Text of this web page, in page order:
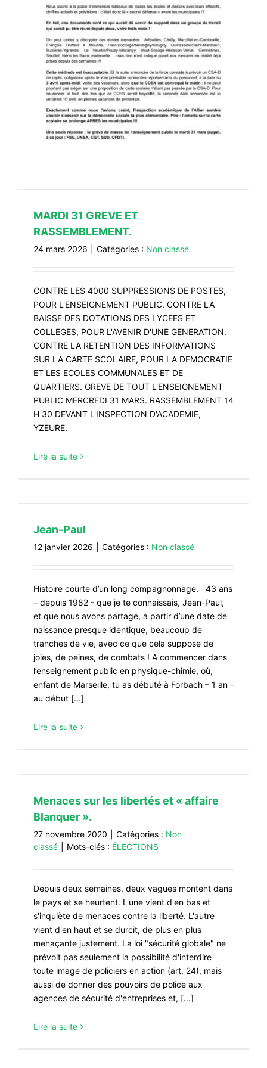
#VOS ÉLUES
#FORMATION
#COMMUNIQUÉS
#ÉLECTIONS
MARDI 31 GREVE ET
RASSEMBLEMENT.
24 mars 2026 Catégories : Non classé
CONTRE LES 4000 SUPPRESSIONS DE POSTES,
POUR L'ENSEIGNEMENT PUBLIC. CONTRE LA
BAISSE DES DOTATIONS DES LYCEES ET
COLLEGES, POUR L'AVENIR D'UNE GENERATION.
CONTRE LA RETENTION DES INFORMATIONS
SUR LA CARTE SCOLAIRE, POUR LA DEMOCRATIE
ET LES ECOLES COMMUNALES ET DE
QUARTIERS. GREVE DE TOUT L'ENSEIGNEMENT
PUBLIC MERCREDI 31 MARS. RASSEMBLEMENT 14
H 30 DEVANT L'INSPECTION D'ACADEMIE,
YZEURE.
Lire la suite
Jean-Paul
12 janvier 2026 Catégories : Non classé
Histoire courte d’un long compagnonnage. 43 ans
– depuis 1982 - que je te connaissais, Jean-Paul,
et que nous avons partagé, à partir d’une date de
naissance presque identique, beaucoup de
tranches de vie, avec ce que cela suppose de
joies, de peines, de combats ! A commencer dans
l’enseignement public en physique-chimie, où,
enfant de Marseille, tu as débuté à Forbach – 1 an -
au début [...]
Lire la suite
Menaces sur les libertés et « affaire
Blanquer ».
27 novembre 2020 Catégories : Non
classé
Mots-clés : ÉLECTIONS
Depuis deux semaines, deux vagues montent dans
le pays et se heurtent. L'une vient d'en bas et
s'inquiète de menaces contre la liberté. L'autre
vient d'en haut et se durcit, de plus en plus
menaçante justement. La loi "sécurité globale" ne
prévoit pas seulement la possibilité d'interdire
toute image de policiers en action (art. 24), mais
aussi de donner des pouvoirs de police aux
agences de sécurité d'entreprises et, [...]
Lire la suite